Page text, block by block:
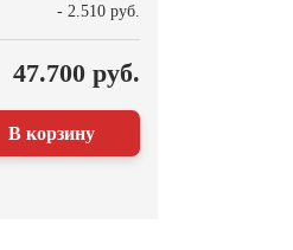
- 2.510 руб.
47.700 руб.
В корзину